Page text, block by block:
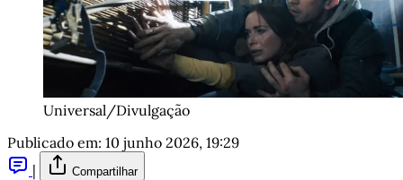
Universal/Divulgação
Publicado em: 10 junho 2026, 19:29
|
Compartilhar